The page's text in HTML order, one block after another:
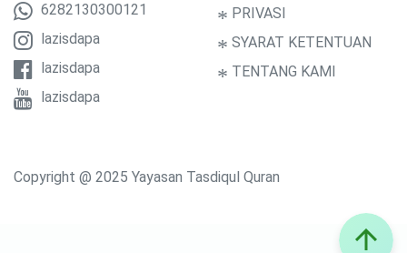
6282130300121
lazisdapa
lazisdapa
lazisdapa
* PRIVASI
* SYARAT KETENTUAN
* TENTANG KAMI
Copyright @ 2025 Yayasan Tasdiqul Quran
arrow_upward